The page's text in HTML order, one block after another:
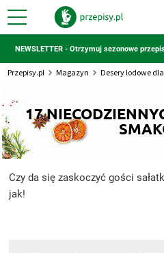
NEWSLETTER - Otrzymuj sezonowe
Przepisy.pl Magazyn Desery lodowe
17
Czy da się zaskoczyć gości
jak!